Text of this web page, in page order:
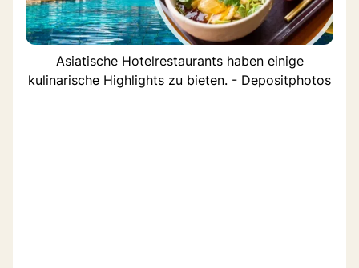
Asiatische Hotelrestaurants haben einige
kulinarische Highlights zu bieten. - Depositphotos